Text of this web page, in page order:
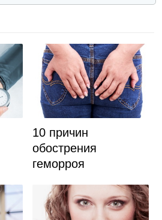
10 причин
обострения
геморроя